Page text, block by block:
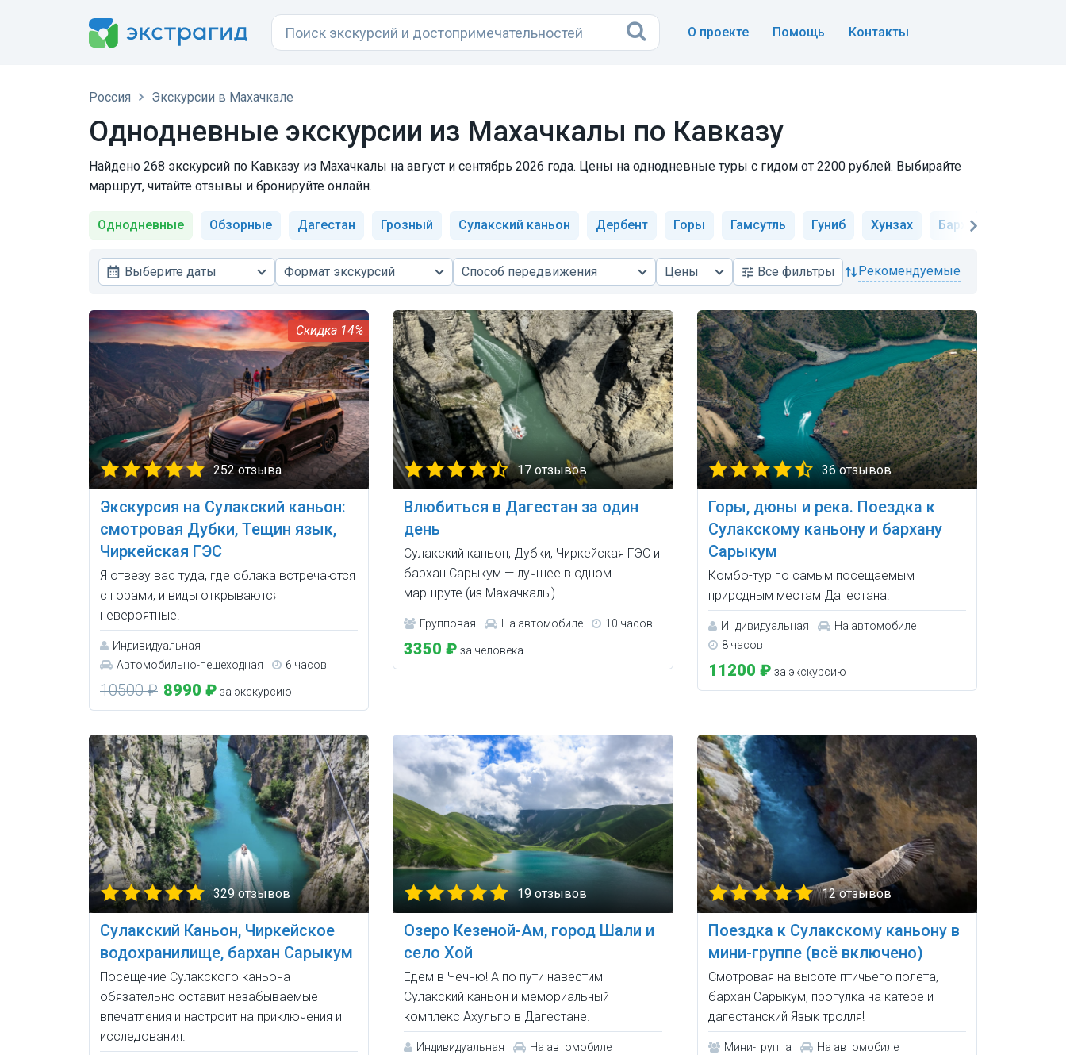
О проекте Помощь Контакты
Россия Экскурсии в Махачкале
Однодневные экскурсии из Махачкалы по Кавказу
Найдено 268 экскурсий по Кавказу из Махачкалы на август и сентябрь 2026 года. Цены на однодневные туры с гидом от 2200 рублей. Выбирайте
маршрут, читайте отзывы и бронируйте онлайн.
Однодневные Обзорные Дагестан Грозный Сулакский каньон Дербент Горы Гамсутль Гуниб Хунзах Бархан Сарыкум
Выберите даты Формат экскурсий Способ передвижения Цены Всефильтры рекомендуемые
14%
252 отзыва
Экскурсия на Сулакский каньон:
смотровая Дубки, Тещин язык,
Чиркейская ГЭС
Я отвезу вас туда, где облака встречаются
с горами, и виды открываются
невероятные!
Индивидуальная
Автомобильно-пешеходная
6 часов
10500 ₽ 8990 ₽ за экскурсию
17 отзывов
Влюбиться в Дагестан за один
день
Сулакский каньон, Дубки, Чиркейская ГЭС и
бархан Сарыкум — лучшее в одном
маршруте (из Махачкалы).
Групповая На автомобиле 10 часов
3350 ₽ за человека
36 отзывов
Горы, дюны и река. Поездка к
Сулакскому каньону и бархану
Сарыкум
Комбо-тур по самым посещаемым
природным местам Дагестана.
Индивидуальная
На автомобиле
8 часов
11200 ₽ за экскурсию
329 отзывов
Сулакский Каньон, Чиркейское
водохранилище, бархан Сарыкум
Посещение Сулакского каньона
обязательно оставит незабываемые
впечатления и настроит на приключения и
исследования.
19 отзывов
Озеро Кезеной-Ам, город Шали и
село Хой
Едем в Чечню! А по пути навестим
Сулакский каньон и мемориальный
комплекс Ахульго в Дагестане.
Индивидуальная
На автомобиле
12 отзывов
Поездка к Сулакскому каньону в
мини-группе (всё включено)
Смотровая на высоте птичьего полета,
бархан Сарыкум, прогулка на катере и
дагестанский Язык тролля!
Мини-группа
На автомобиле